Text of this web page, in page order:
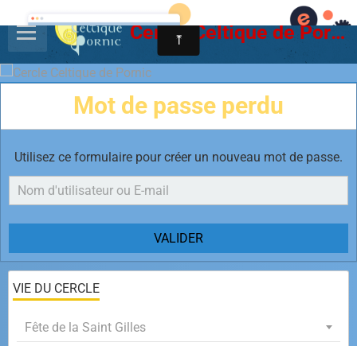
Cercle Celtique de Pornic
Mot de passe perdu
Utilisez ce formulaire pour créer un nouveau mot de passe.
VALIDER
VIE DU CERCLE
Fête de la Saint Gilles